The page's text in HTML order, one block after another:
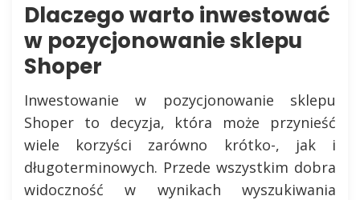
Dlaczego warto inwestować
w pozycjonowanie sklepu
Shoper
Inwestowanie w pozycjonowanie sklepu
Shoper to decyzja, która może przynieść
wiele korzyści zarówno krótko-, jak i
długoterminowych. Przede wszystkim dobra
widoczność w wynikach wyszukiwania